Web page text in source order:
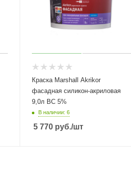
Краска Marshall Akrikor
фасадная силикон-акриловая
9,0л BC 5%
В наличии: 6
5 770 руб./шт